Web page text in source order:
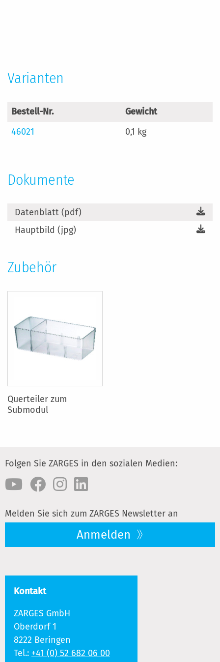
Varianten
Bestell-Nr.
Gewicht
46021
0,1 kg
Dokumente
Datenblatt (pdf)
Hauptbild (jpg)
Zubehör
Querteiler zum
Submodul
Folgen Sie ZARGES in den sozialen Medien:
Melden Sie sich zum ZARGES Newsletter an
Anmelden
Kontakt
ZARGES GmbH
Oberdorf 1
8222 Beringen
Tel.: +41 (0) 52 682 06 00